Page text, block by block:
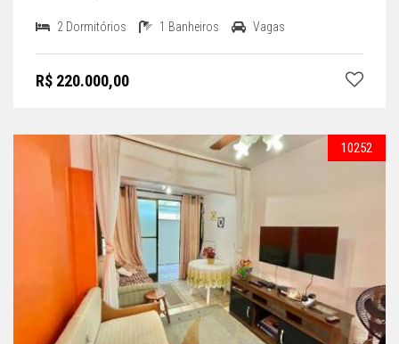
2 Dormitórios 1 Banheiros Vagas
R$ 220.000,00
10252